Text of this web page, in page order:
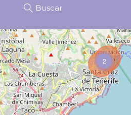
Buscar
2